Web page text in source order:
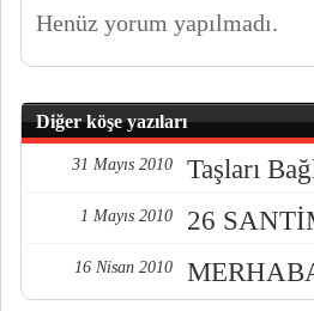
Henüz yorum yapılmadı.
Diğer köşe yazıları
31 Mayıs 2010 Taşları
1 Mayıs 2010 26
16 Nisan 2010